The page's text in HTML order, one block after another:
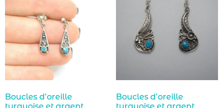
Boucles d’oreille
turquoise et argent
Boucles d’oreille
turquoise et argent